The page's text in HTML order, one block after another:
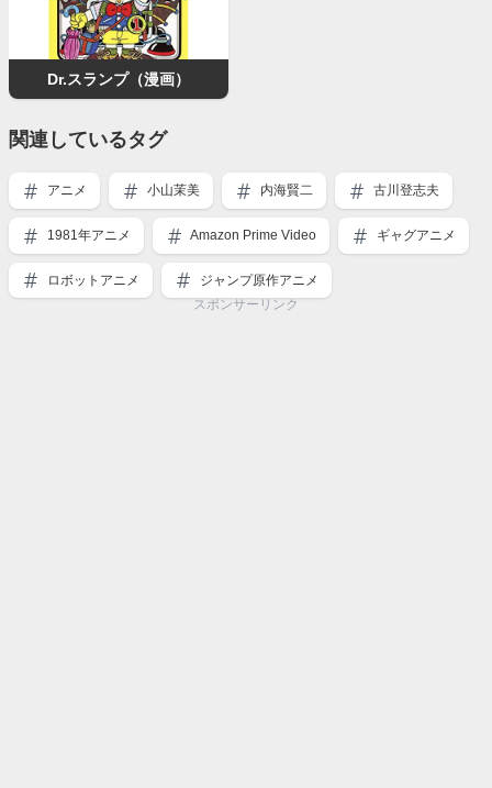
Dr.スランプ（漫画）
関連しているタグ
アニメ 小山茉美 内海賢二 古川登志夫
1981年アニメ Amazon Prime Video ギャグアニメ
ロボットアニメ
ジャンプ原作アニメ
スポンサーリンク